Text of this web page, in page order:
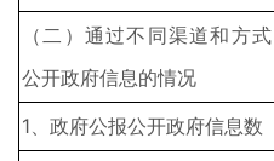
（二）通过不同渠道和方式
公开政府信息的情况
1、政府公报公开政府信息数